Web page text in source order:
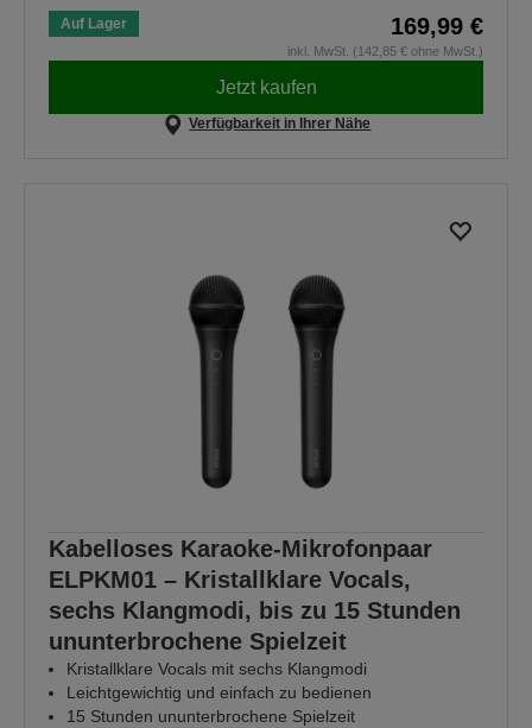
Auf Lager 169,99 €
inkl. MwSt. (142,85 € ohne MwSt.)
Jetzt kaufen
Verfügbarkeit in Ihrer Nähe
Kabelloses Karaoke-Mikrofonpaar
ELPKM01 – Kristallklare Vocals,
sechs Klangmodi, bis zu 15 Stunden
ununterbrochene Spielzeit
Kristallklare Vocals mit sechs Klangmodi
Leichtgewichtig und einfach zu bedienen
15 Stunden ununterbrochene Spielzeit